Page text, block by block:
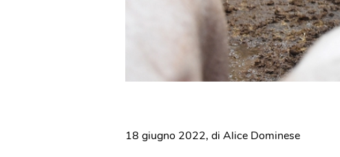
18 giugno 2022, di Alice Dominese